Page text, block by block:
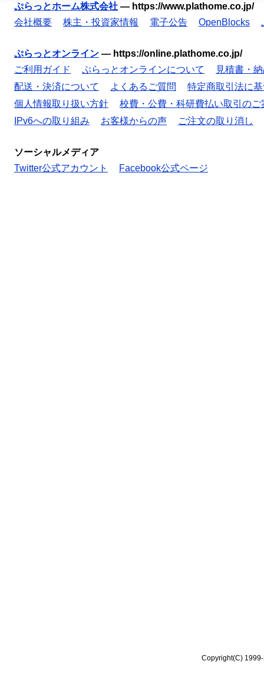
ぷらっとホーム株式会社 — https://www.plathome.co.jp/
会社概要
株主・投資家情報 電子公告 OpenBlocks
ぷらっとオンライン — https://online.plathome.co.jp/
ご利用ガイド
ぷらっとオンラインについて
見積書・
配送・決済について
よくあるご質問
特定商取引法に
個人情報取り扱い方針
校費・公費・科研費払い取引のご
IPv6への取り組み
お客様からの声 ご注文の取り消し
ソーシャルメディア
Twitter公式アカウント
Facebook公式ページ
Copyright(C)